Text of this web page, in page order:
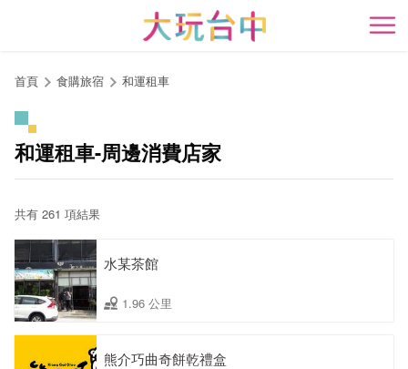
開
首頁 食購旅宿 和運租車
和運租車-周邊消費店家
共有 261 項結果
水某茶館
1.96 公里
熊介巧曲奇餅乾禮盒